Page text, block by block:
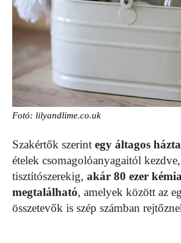
Fotó: lilyandlime.co.uk
Szakértők szerint egy áltagos
ételek csomagolóanyagaitól
tisztítószerekig, akár 80 ezer
megtalálható, amelyek között az
összetevők is szép számban